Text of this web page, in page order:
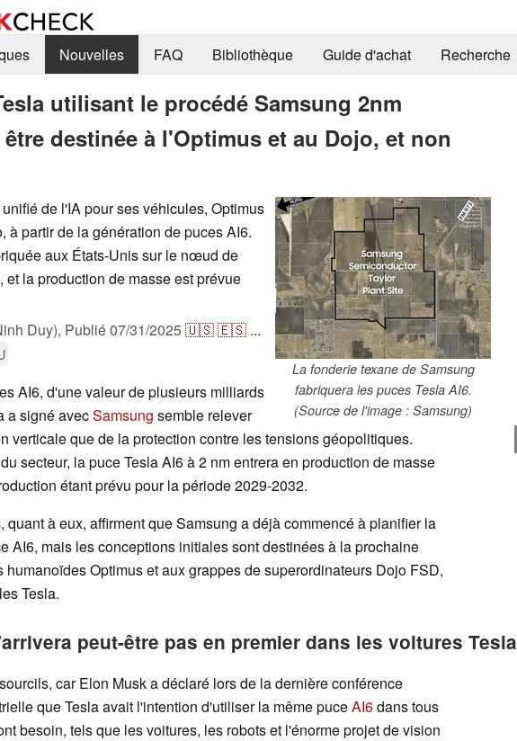
Nouvelles FAQ Bibliothèque Guide d'achat Recherche
utilisant le procédé Samsung 2nm
destinée à l'Optimus et au Dojo, et non
La fonderie texane de Samsung
fabriquera les puces Tesla AI6.
(Source de l'image : Samsung)
de l'IA pour ses véhicules, Optimus
à partir de la génération de puces AI6.
aux États-Unis sur le nœud de
la production de masse est prévue
Duy), Publié07/31/2025🇺🇸🇪🇸 ...
AI6, d'une valeur de plusieurs milliards
a signé avecSamsung semble relever
verticale que de la protection contre les tensions géopolitiques.
secteur, la puce Tesla AI6 à 2 nm entrera en production de masse
étant prévu pour la période 2029-2032.
quant à eux, affirment que Samsung a déjà commencé à planifier la
AI6, mais les conceptions initiales sont destinées à la prochaine
humanoïdes Optimus et aux grappes de superordinateurs Dojo FSD,
Tesla.
peut-être pas en premier dans les voitures Tesla
car Elon Musk a déclaré lors de la dernière conférence
que Tesla avait l'intention d'utiliser la même puceAI6dans tous
besoin, tels que les voitures, les robots et l'énorme projet de vision